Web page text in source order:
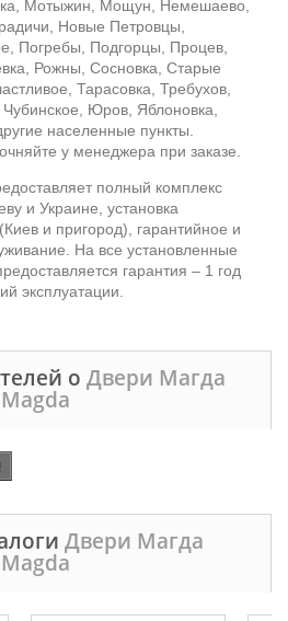
Мотыжин, Мощун, Немешаево,
Новые Петровцы,
Погребы, Подгорцы, Процев,
Рожны, Сосновка, Старые
Тарасовка, Требухов,
Юров, Яблоновка,
населенные пункты.
у менеджера при заказе.
полный комплекс
и Украине, установка
и пригород), гарантийное и
На все установленные
гарантия – 1 год
эксплуатации.
о Двери Магда
Двери Магда